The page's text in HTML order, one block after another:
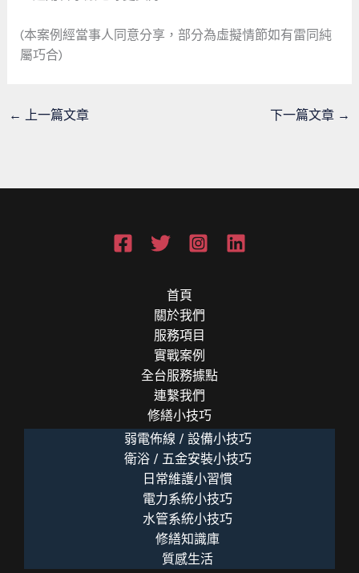
(本案例經當事人同意分享，部分為虛擬情節如有雷同純
屬巧合)
← 上一篇文章 下一篇文章 →
首頁
關於我們
服務項目
實戰案例
全台服務據點
連繫我們
修繕小技巧
弱電佈線 / 設備小技巧
衛浴 / 五金安裝小技巧
日常維護小習慣
電力系統小技巧
水管系統小技巧
修繕知識庫
質感生活